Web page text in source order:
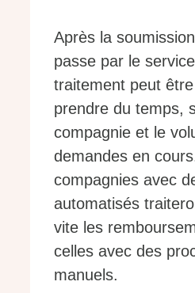
Après la
passe par le
traitement peut
prendre du temps,
compagnie et le
demandes en
compagnies avec
automatisés
vite les
celles avec des
manuels.